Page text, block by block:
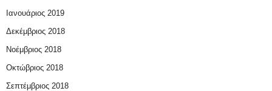
Ιανουάριος 2019
Δεκέμβριος 2018
Νοέμβριος 2018
Οκτώβριος 2018
Σεπτέμβριος 2018